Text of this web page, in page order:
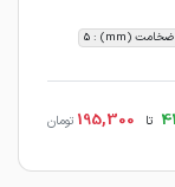
ضخامت (mm) : 5
تا 195,300 تومان